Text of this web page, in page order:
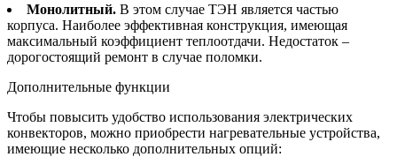
Монолитный. В этом случае ТЭН является частью
корпуса. Наиболее эффективная конструкция, имеющая
максимальный коэффициент теплоотдачи. Недостаток –
дорогостоящий ремонт в случае поломки.
Дополнительные функции
Чтобы повысить удобство использования электрических
конвекторов, можно приобрести нагревательные устройства,
имеющие несколько дополнительных опций: